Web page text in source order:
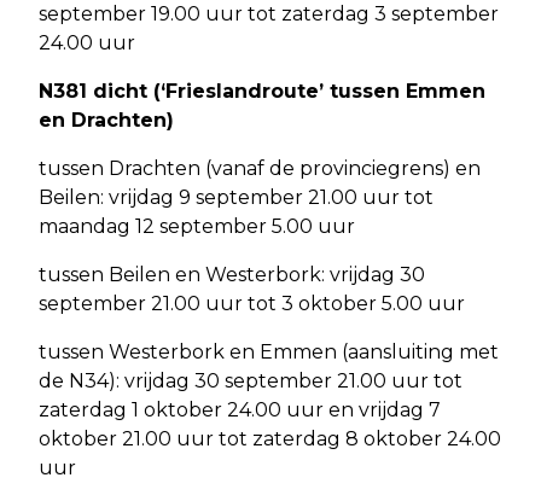
september 19.00 uur tot zaterdag 3 september
24.00 uur
N381 dicht (‘Frieslandroute’ tussen Emmen
en Drachten)
tussen Drachten (vanaf de provinciegrens) en
Beilen: vrijdag 9 september 21.00 uur tot
maandag 12 september 5.00 uur
tussen Beilen en Westerbork: vrijdag 30
september 21.00 uur tot 3 oktober 5.00 uur
tussen Westerbork en Emmen (aansluiting met
de N34): vrijdag 30 september 21.00 uur tot
zaterdag 1 oktober 24.00 uur en vrijdag 7
oktober 21.00 uur tot zaterdag 8 oktober 24.00
uur